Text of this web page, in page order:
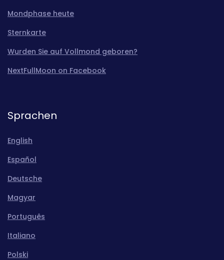
Mondphase heute
Sternkarte
Wurden Sie auf Vollmond geboren?
NextFullMoon on Facebook
Sprachen
English
Español
Deutsche
Magyar
Português
Italiano
Polski